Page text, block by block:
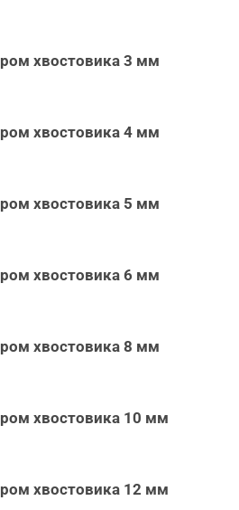
хвостовика 3 мм
хвостовика 4 мм
хвостовика 5 мм
хвостовика 6 мм
хвостовика 8 мм
хвостовика 10 мм
хвостовика 12 мм